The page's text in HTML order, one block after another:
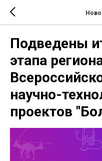
Подведены
этапа
научно-
проектов